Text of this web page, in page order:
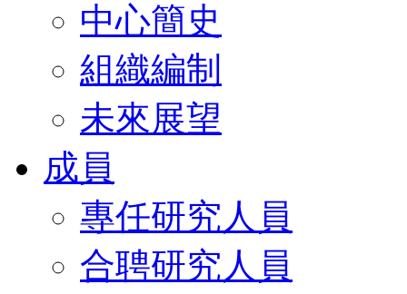
中心簡史
組織編制
未來展望
成員
專任研究人員
合聘研究人員